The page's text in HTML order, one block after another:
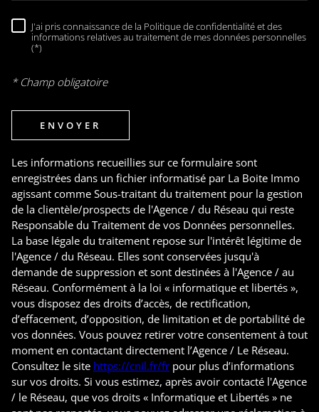
RÈGLEMENTATION
J'ai pris connaissance de la Politique de confidentialité et des
informations relatives au traitement de mes données personnelles
(*)
* Champ obligatoire
ENVOYER
Les informations recueillies sur ce formulaire sont
enregistrées dans un fichier informatisé par La Boite Immo
agissant comme Sous-traitant du traitement pour la gestion
de la clientèle/prospects de l'Agence / du Réseau qui reste
Responsable du Traitement de vos Données personnelles.
La base légale du traitement repose sur l'intérêt légitime de
l'Agence / du Réseau. Elles sont conservées jusqu'à
demande de suppression et sont destinées à l'Agence / au
Réseau. Conformément à la loi « informatique et libertés »,
vous disposez des droits d’accès, de rectification,
d’effacement, d’opposition, de limitation et de portabilité de
vos données. Vous pouvez retirer votre consentement à tout
moment en contactant directement l’Agence / Le Réseau.
Consultez le site https://cnil.fr/fr pour plus d’informations
sur vos droits. Si vous estimez, après avoir contacté l'Agence
/ le Réseau, que vos droits « Informatique et Libertés » ne